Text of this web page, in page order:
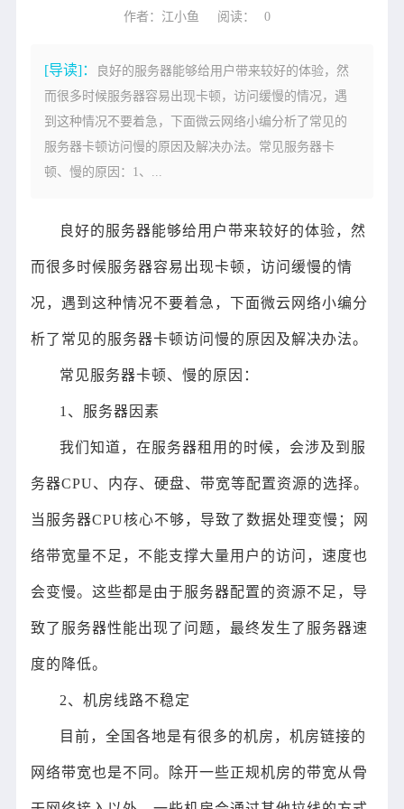
作者：江小鱼 阅读： 0
[导读]：
良好的服务器能够给用户带来较好的体验，然
而很多时候服务器容易出现卡顿，访问缓慢的情况，遇
到这种情况不要着急，下面微云网络小编分析了常见的
服务器卡顿访问慢的原因及解决办法。常见服务器卡
顿、慢的原因：1、...
良好的服务器能够给用户带来较好的体验，然
而很多时候服务器容易出现卡顿，访问缓慢的情
况，遇到这种情况不要着急，下面微云网络小编分
析了常见的服务器卡顿访问慢的原因及解决办法。
常见服务器卡顿、慢的原因：
1、服务器因素
我们知道，在服务器租用的时候，会涉及到服
务器CPU、内存、硬盘、带宽等配置资源的选择。
当服务器CPU核心不够，导致了数据处理变慢；网
络带宽量不足，不能支撑大量用户的访问，速度也
会变慢。这些都是由于服务器配置的资源不足，导
致了服务器性能出现了问题，最终发生了服务器速
度的降低。
2、机房线路不稳定
目前，全国各地是有很多的机房，机房链接的
网络带宽也是不同。除开一些正规机房的带宽从骨